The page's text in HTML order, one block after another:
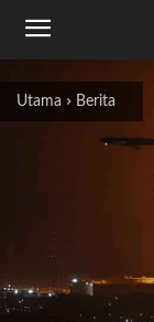
Utama Berita